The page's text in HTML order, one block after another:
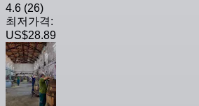
4.6 (26)
최저가격:
US$28.89